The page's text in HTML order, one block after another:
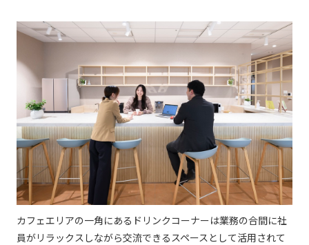
カフェエリアの一角にあるドリンクコーナーは業務の合間に社
員がリラックスしながら交流できるスペースとして活用されて